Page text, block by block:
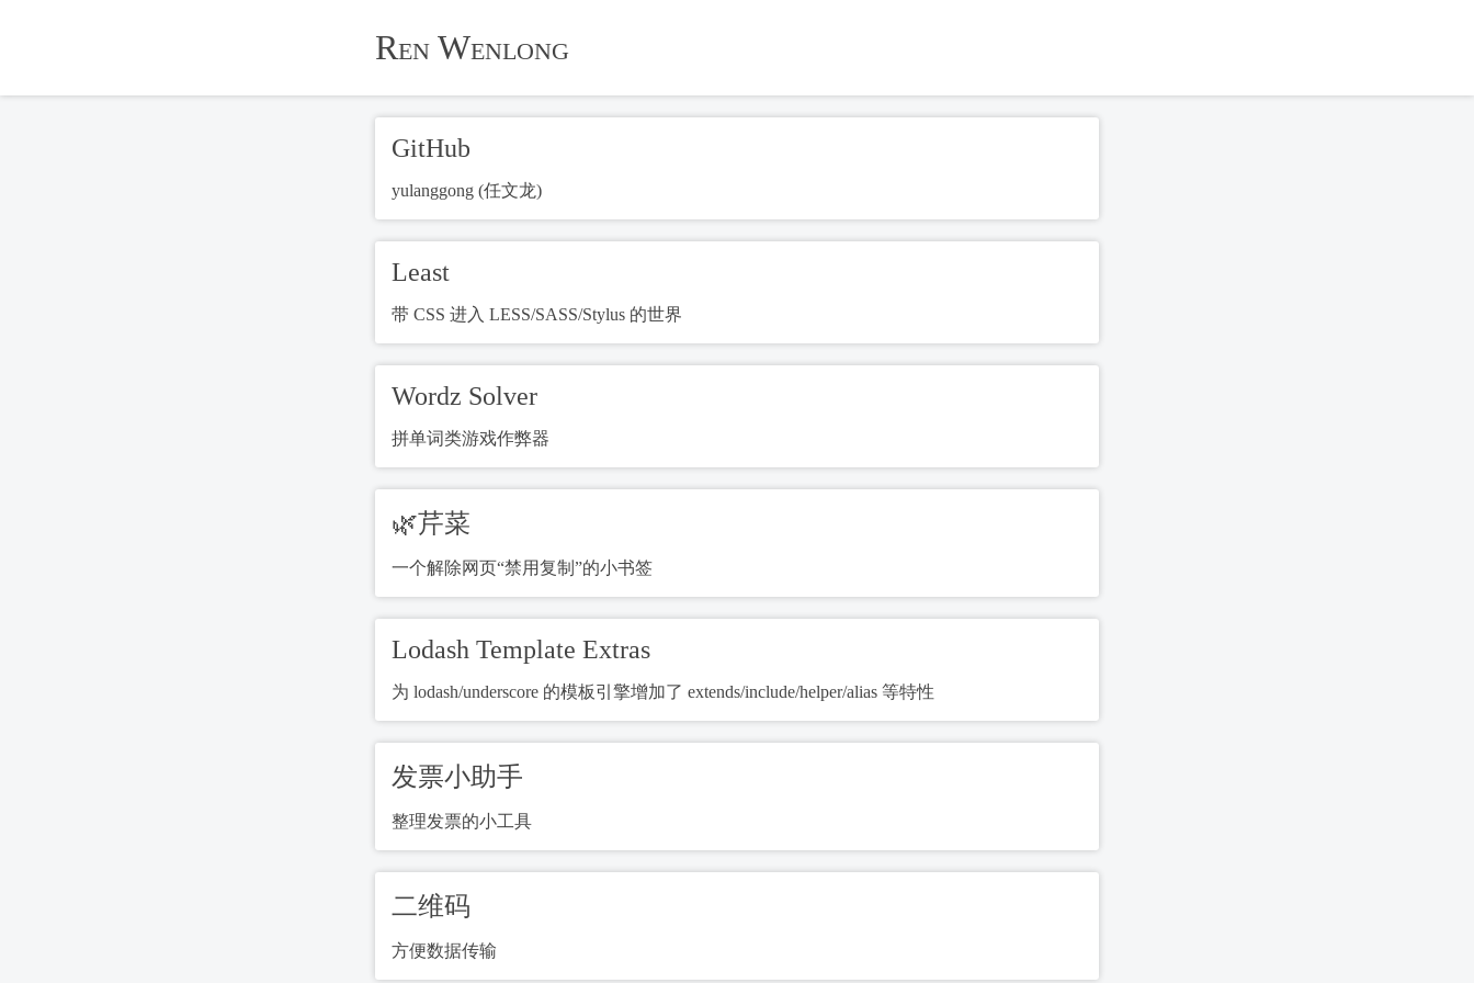
Ren Wenlong
GitHub
yulanggong (任文龙)
Least
带 CSS 进入 LESS/SASS/Stylus 的世界
Wordz Solver
拼单词类游戏作弊器
🌿芹菜
一个解除网页“禁用复制”的小书签
Lodash Template Extras
为 lodash/underscore 的模板引擎增加了 extends/include/helper/alias 等特性
发票小助手
整理发票的小工具
二维码
方便数据传输